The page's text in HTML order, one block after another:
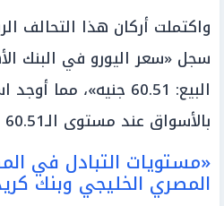
واكتملت أركان هذا التحالف
البيع: 60.51 جنيه»،
بالأسواق عند مستوى الـ60.51 جنيه.
«مستويات التبادل في
المصري الخليجي وبنك